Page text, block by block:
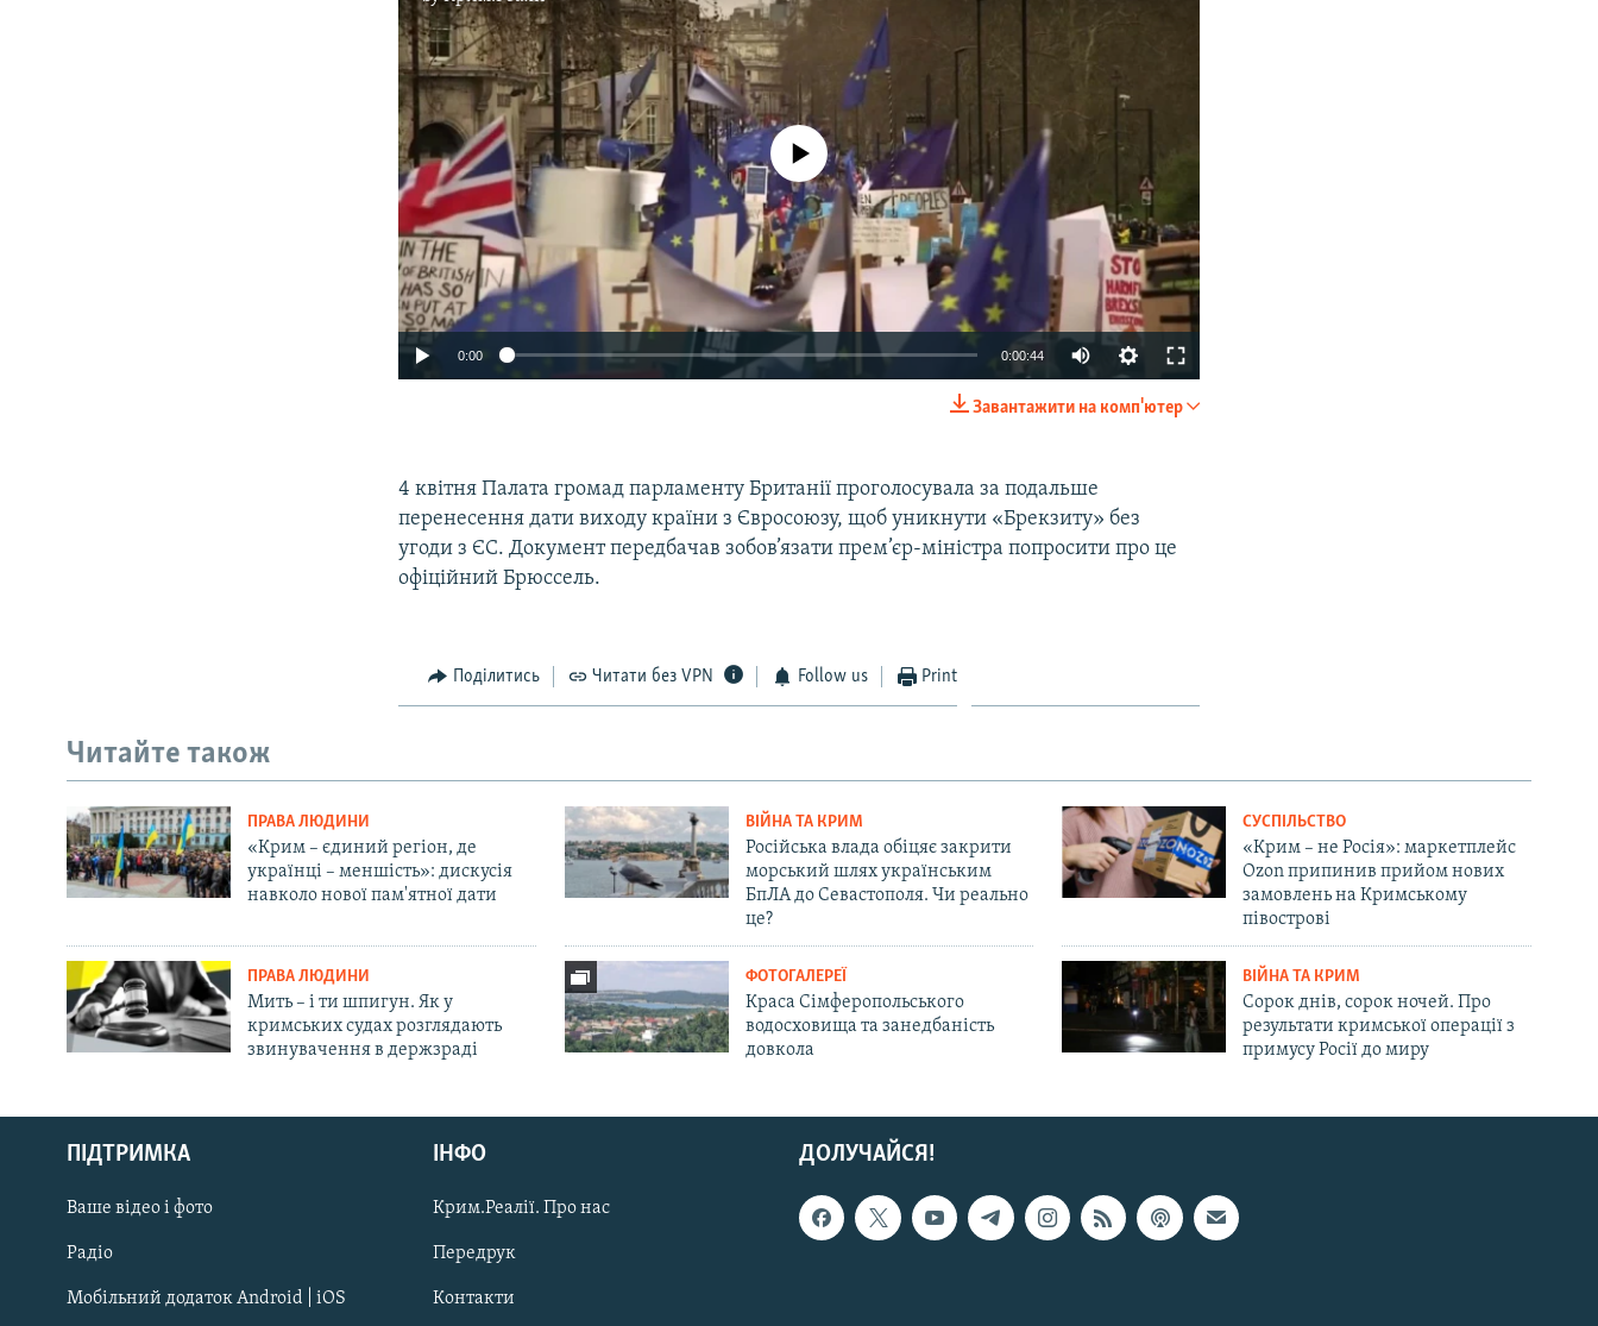
Русский
Qırımtatar
ДОЛУЧАЙСЯ!
No media source currently available
0:00 0:00:44
Завантажити на комп'ютер
4 квітня Палата громад парламенту Британії проголосувала за подальше
перенесення дати виходу країни з Євросоюзу, щоб уникнути «Брекзиту» без
угоди з ЄС. Документ передбачав зобов’язати прем’єр-міністра попросити про це
офіційний Брюссель.
Поділитись Читати без VPN Follow us Print
Читайте також
ПРАВА ЛЮДИНИ
«Крим – єдиний регіон, де
українці – меншість»: дискусія
навколо нової пам'ятної дати
ВІЙНА ТА КРИМ
Російська влада обіцяє закрити
морський шлях українським
БпЛА до Севастополя. Чи реально
це?
СУСПІЛЬСТВО
«Крим – не Росія»: маркетплейс
Ozon припинив прийом нових
замовлень на Кримському
півострові
ПРАВА ЛЮДИНИ
Мить – і ти шпигун. Як у
кримських судах розглядають
звинувачення в держзраді
ФОТОГАЛЕРЕЇ
Краса Сімферопольського
водосховища та занедбаність
довкола
ВІЙНА ТА КРИМ
Сорок днів, сорок ночей. Про
результати кримської операції з
примусу Росії до миру
ДОЛУЧАЙСЯ!
ПІДТРИМКА
Ваше відео і фото
Радіо
Мобільний додаток Android | iOS
ІНФО
Крим.Реалії. Про нас
Передрук
Контакти